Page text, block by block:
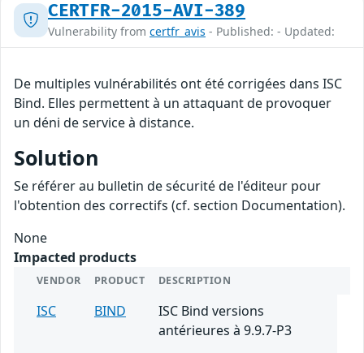
CERTFR-2015-AVI-389
Vulnerability from certfr_avis - Published: - Updated:
De multiples vulnérabilités ont été corrigées dans ISC
Bind. Elles permettent à un attaquant de provoquer
un déni de service à distance.
Solution
Se référer au bulletin de sécurité de l'éditeur pour
l'obtention des correctifs (cf. section Documentation).
None
Impacted products
VENDOR PRODUCT DESCRIPTION
ISC BIND
ISC Bind versions
antérieures à 9.9.7-P3